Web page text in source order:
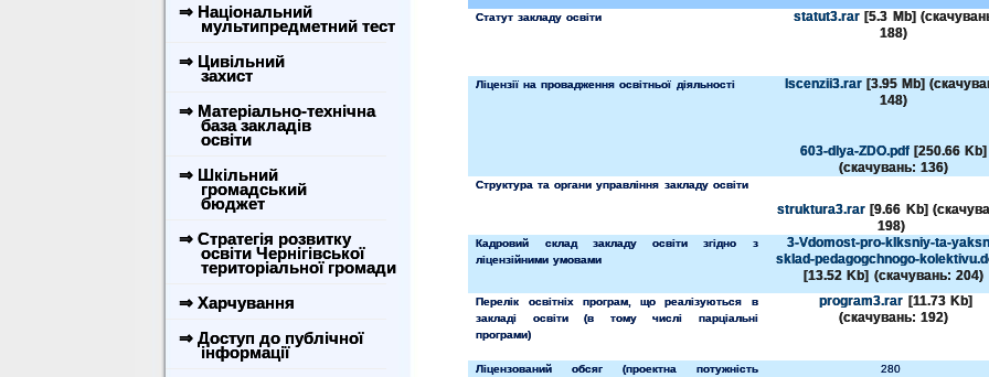
⇒ Національний
мультипредметний тест
⇒ Цивільний
захист
⇒ Матеріально-технічна
база закладів
освіти
⇒ Шкільний
громадський
бюджет
⇒ Стратегія розвитку
освіти Чернігівської
територіальної громади
⇒ Харчування
⇒ Доступ до публічної
інформації
Статут закладу освіти statut3.rar [5.3 Mb]
188)
Ліцензії на провадження освітньої діяльності lscenzii3.rar[3.95 Mb]
148)
603-dlya-ZDO.pdf[250.66 Kb]
(cкачувань: 136)
Структура та органи управління закладу освіти
struktura3.rar [9.66 Kb]
198)
Кадровий склад закладу освіти згідно з
ліцензійними умовами
3-Vdomost-pro-klksniy-ta-
sklad-pedagogchnogo-
[13.52 Kb] (cкачувань: 204)
Перелік освітніх програм, що реалізуються в
закладі освіти (в тому числі парціальні
програми)
program3.rar [11.73 Kb]
(cкачувань: 192)
Ліцензований обсяг (проектна потужність
280